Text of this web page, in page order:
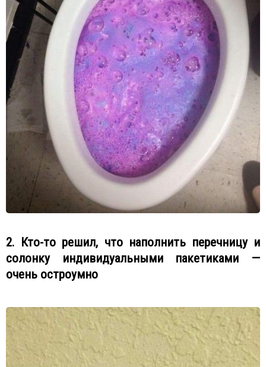
2. Кто-то решил, что наполнить перечницу и
солонку индивидуальными пакетиками —
очень остроумно